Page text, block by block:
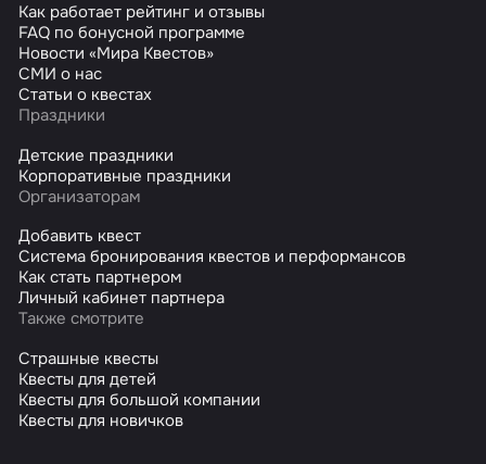
Как работает рейтинг и отзывы
FAQ по бонусной программе
Новости «Мира Квестов»
СМИ о нас
Статьи о квестах
Праздники
Детские праздники
Корпоративные праздники
Организаторам
Добавить квест
Система бронирования квестов и перформансов
Как стать партнером
Личный кабинет партнера
Также смотрите
Страшные квесты
Квесты для детей
Квесты для большой компании
Квесты для новичков